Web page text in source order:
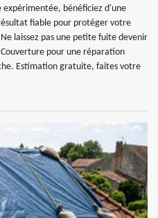
bénéficiez d'une
fiable pour protéger votre
laissez pas une petite fuite devenir
pour une réparation
Estimation gratuite, faites votre